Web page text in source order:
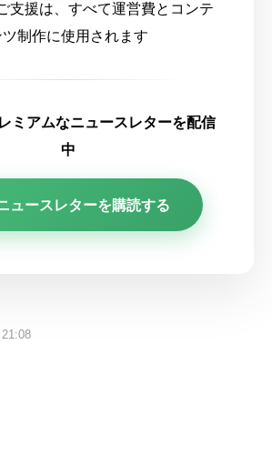
支援は、すべて運営費とコンテ
ツ制作に使用されます
ミアムなニュースレターを配信
中
ュースレターを購読する